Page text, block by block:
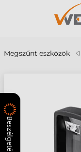
Megszűnt eszközök